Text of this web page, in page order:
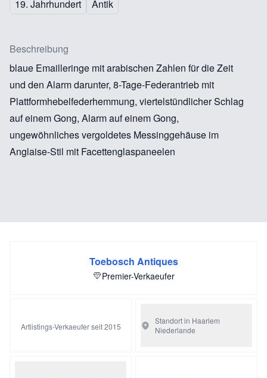
19. Jahrhundert Antik
Beschreibung
blaue Emailleringe mit arabischen Zahlen für die Zeit
und den Alarm darunter, 8-Tage-Federantrieb mit
Plattformhebelfederhemmung, viertelstündlicher Schlag
auf einem Gong, Alarm auf einem Gong,
ungewöhnliches vergoldetes Messinggehäuse im
Anglaise-Stil mit Facettenglaspaneelen
Toebosch Antiques
Premier-Verkaeufer
Artlistings-Verkaeufer seit 2015
Standort in Haarlem
Niederlande